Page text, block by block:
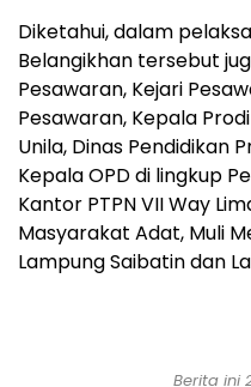
Diketahui, dalam
Belangikhan tersebut
Pesawaran, Kejari
Pesawaran, Kepala
Unila, Dinas Pendidikan
Kepala OPD di lingkup
Kantor PTPN VII Way
Masyarakat Adat, Muli
Lampung Saibatin dan
Berita ini